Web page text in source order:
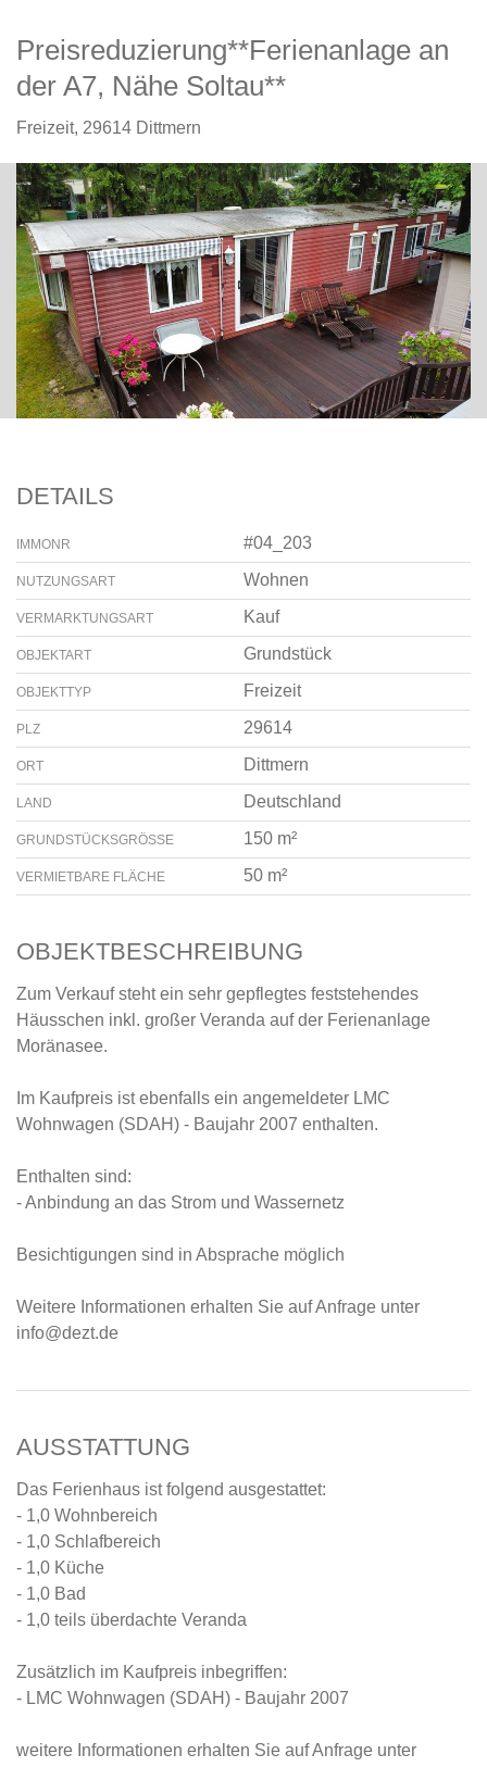
Preisreduzierung**Ferienanlage an
der A7, Nähe Soltau**
Freizeit, 29614 Dittmern
DETAILS
IMMONR #04_203
NUTZUNGSART Wohnen
VERMARKTUNGSART Kauf
OBJEKTART Grundstück
OBJEKTTYP Freizeit
PLZ 29614
ORT Dittmern
LAND Deutschland
GRUNDSTÜCKSGRÖSSE 150 m²
VERMIETBARE FLÄCHE 50 m²
OBJEKTBESCHREIBUNG
Zum Verkauf steht ein sehr gepflegtes feststehendes
Häusschen inkl. großer Veranda auf der Ferienanlage
Moränasee.
Im Kaufpreis ist ebenfalls ein angemeldeter LMC
Wohnwagen (SDAH) - Baujahr 2007 enthalten.
Enthalten sind:
- Anbindung an das Strom und Wassernetz
Besichtigungen sind in Absprache möglich
Weitere Informationen erhalten Sie auf Anfrage unter
info@dezt.de
AUSSTATTUNG
Das Ferienhaus ist folgend ausgestattet:
- 1,0 Wohnbereich
- 1,0 Schlafbereich
- 1,0 Küche
- 1,0 Bad
- 1,0 teils überdachte Veranda
Zusätzlich im Kaufpreis inbegriffen:
- LMC Wohnwagen (SDAH) - Baujahr 2007
weitere Informationen erhalten Sie auf Anfrage unter